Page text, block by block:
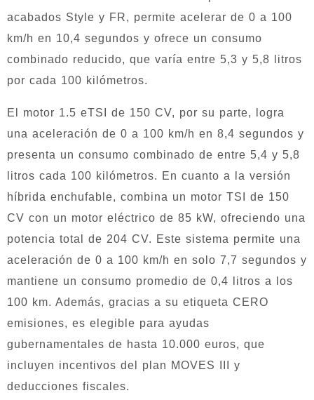
acabados Style y FR, permite acelerar de 0 a 100
km/h en 10,4 segundos y ofrece un consumo
combinado reducido, que varía entre 5,3 y 5,8 litros
por cada 100 kilómetros.
El motor 1.5 eTSI de 150 CV, por su parte, logra
una aceleración de 0 a 100 km/h en 8,4 segundos y
presenta un consumo combinado de entre 5,4 y 5,8
litros cada 100 kilómetros. En cuanto a la versión
híbrida enchufable, combina un motor TSI de 150
CV con un motor eléctrico de 85 kW, ofreciendo una
potencia total de 204 CV. Este sistema permite una
aceleración de 0 a 100 km/h en solo 7,7 segundos y
mantiene un consumo promedio de 0,4 litros a los
100 km. Además, gracias a su etiqueta CERO
emisiones, es elegible para ayudas
gubernamentales de hasta 10.000 euros, que
incluyen incentivos del plan MOVES III y
deducciones fiscales.